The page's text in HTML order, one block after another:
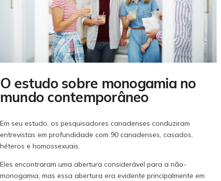
O estudo sobre monogamia no
mundo contemporâneo
Em seu estudo, os pesquisadores canadenses conduziram
entrevistas em profundidade com 90 canadenses, casados,
héteros e homossexuais.
Eles encontraram uma abertura considerável para a não-
monogamia, mas essa abertura era evidente principalmente em